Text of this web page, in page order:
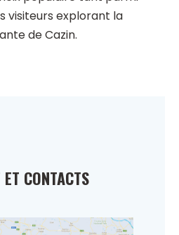
visiteurs explorant la
de Cazin.
CONTACTS